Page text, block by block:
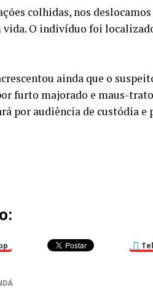
colhidas, nos
vida. O indivíduo foi
ainda que o
furto majorado e maus-
por audiência de custódia e